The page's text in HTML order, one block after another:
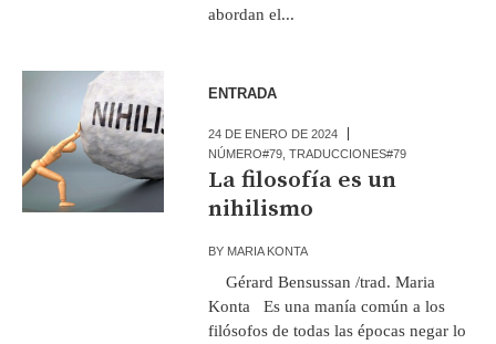
abordan el...
ENTRADA
24 DE ENERO DE 2024
NÚMERO#79 ,TRADUCCIONES#79
La filosofía es un
nihilismo
BY MARIA KONTA
Gérard Bensussan /trad. Maria
Konta Es una manía común a los
filósofos de todas las épocas negar lo